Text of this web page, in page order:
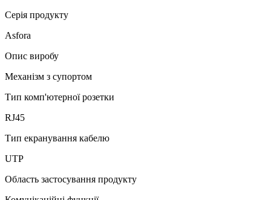
Серія продукту
Asfora
Опис виробу
Механізм з супортом
Тип комп'ютерної розетки
RJ45
Тип екранування кабелю
UTP
Область застосування продукту